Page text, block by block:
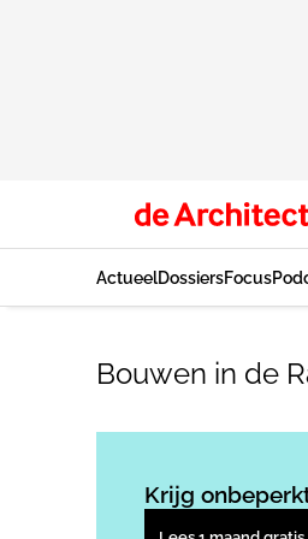
ActueelDossiersFocus
Bouwen in de
Krijg